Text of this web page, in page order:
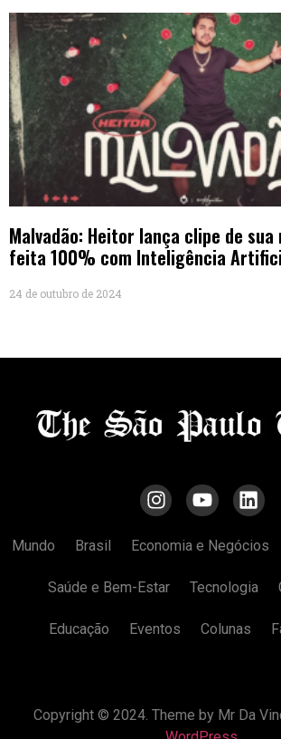
Malvadão: Heitor lança clipe de sua
feita 100% com Inteligência
24 de outubro de 2024
Mundo Brasil Economia e Negócios
Saúde e Bem-Estar Tecnologia
Educação Eventos Colunas
Copyright © 2024. Theme by Mr Da